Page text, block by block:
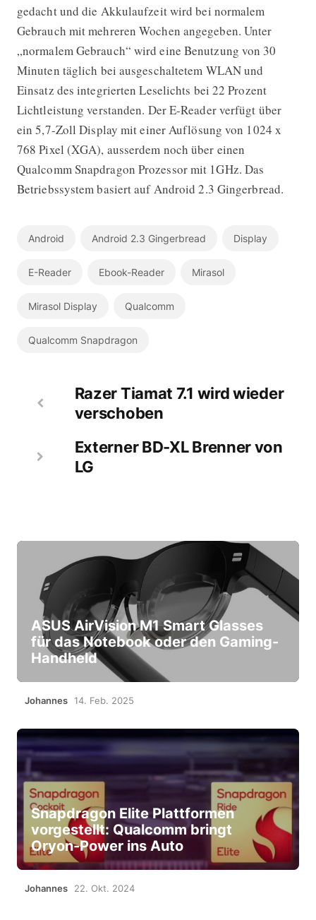
gedacht und die Akkulaufzeit wird bei normalem
Gebrauch mit mehreren Wochen angegeben. Unter
„normalem Gebrauch“ wird eine Benutzung von 30
Minuten täglich bei ausgeschaltetem WLAN und
Einsatz des integrierten Leselichts bei 22 Prozent
Lichtleistung verstanden. Der E-Reader verfügt über
ein 5,7-Zoll Display mit einer Auflösung von 1024 x
768 Pixel (XGA), ausserdem noch über einen
Qualcomm Snapdragon Prozessor mit 1GHz. Das
Betriebssystem basiert auf Android 2.3 Gingerbread.
Android Android 2.3 Gingerbread Display
E-Reader Ebook-Reader Mirasol
Mirasol Display Qualcomm
Qualcomm Snapdragon
Razer Tiamat 7.1 wird wieder
verschoben
Externer BD-XL Brenner von
LG
ASUS AirVision M1 Smart Glasses
für das Notebook oder den Gaming-
Handheld
Johannes 14. Feb. 2025
Snapdragon Elite Plattformen
vorgestellt: Qualcomm bringt
Oryon-Power ins Auto
Johannes 22. Okt. 2024